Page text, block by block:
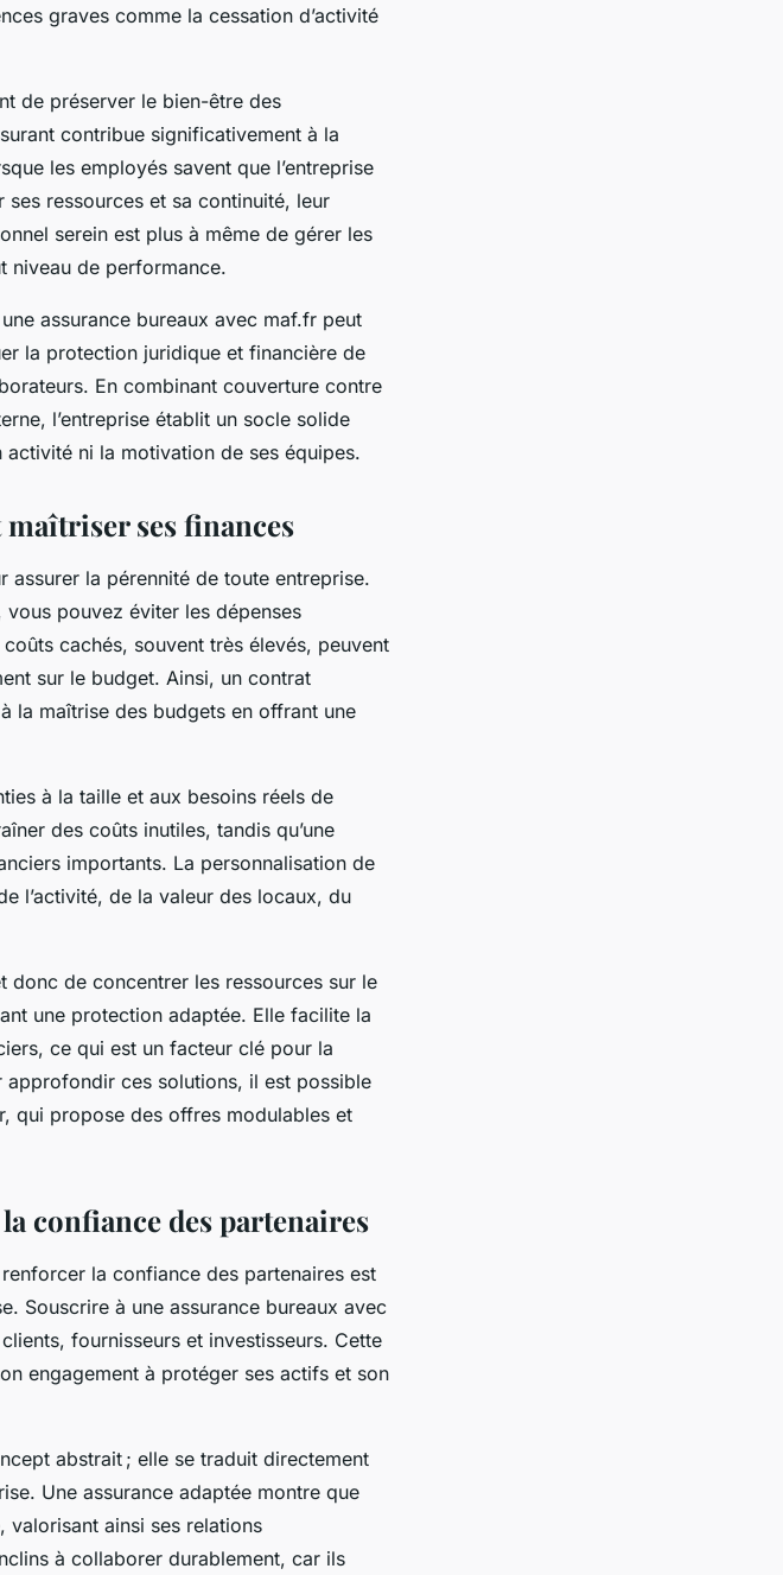
graves comme la cessation d’activité
de préserver le bien-être des
contribue significativement à la
les employés savent que l’entreprise
ressources et sa continuité, leur
serein est plus à même de gérer les
niveau de performance.
assurance bureaux avec maf.fr peut
la protection juridique et financière de
En combinant couverture contre
l’entreprise établit un socle solide
ni la motivation de ses équipes.
ses finances
assurer la pérennité de toute entreprise.
vous pouvez éviter les dépenses
cachés, souvent très élevés, peuvent
sur le budget. Ainsi, un contrat
la maîtrise des budgets en offrant une
à la taille et aux besoins réels de
des coûts inutiles, tandis qu’une
importants. La personnalisation de
l’activité, de la valeur des locaux, du
donc de concentrer les ressources sur le
une protection adaptée. Elle facilite la
ce qui est un facteur clé pour la
ces solutions, il est possible
qui propose des offres modulables et
confiance des partenaires
la confiance des partenaires est
Souscrire à une assurance bureaux avec
fournisseurs et investisseurs. Cette
engagement à protéger ses actifs et son
abstrait ; elle se traduit directement
Une assurance adaptée montre que
valorisant ainsi ses relations
à collaborer durablement, car ils